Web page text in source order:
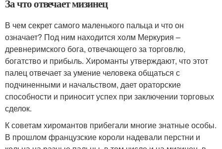
За что отвечает мизинец
В чем секрет самого маленького пальца и что он
означает? Под ним находится холм Меркурия –
древнеримского бога, отвечающего за торговлю,
богатство и прибыль. Хироманты утверждают, что этот
палец отвечает за умение человека общаться с
подчиненными и начальством, дает ораторские
способности и приносит успех при заключении торговых
сделок.
К советам хиромантов прибегали многие знатные особы.
В прошлом французские короли надевали перстни и